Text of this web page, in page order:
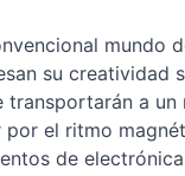
mundo
su creatividad
transportarán a
el ritmo
de